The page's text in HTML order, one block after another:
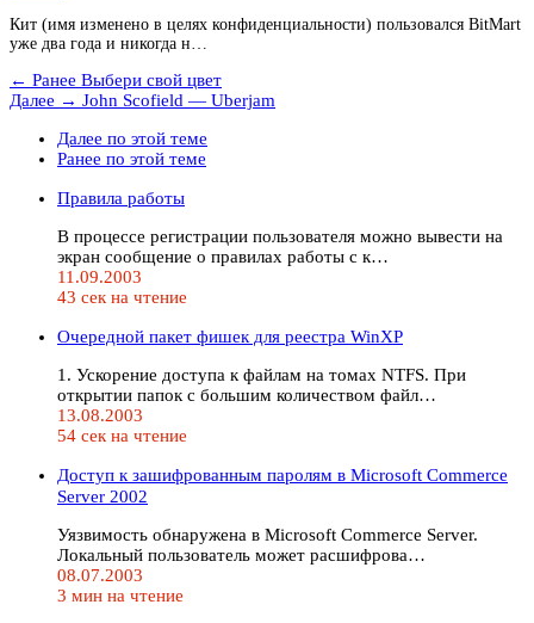
Кит (имя изменено в целях конфиденциальности) пользовался BitMart
уже два года и никогда н…
← Ранее Выбери свой цвет
Далее → John Scofield — Uberjam
Далее по этой теме
Ранее по этой теме
Правила работы
В процессе регистрации пользователя можно вывести на
экран сообщение о правилах работы с к…
11.09.2003
43 сек на чтение
Очередной пакет фишек для реестра WinXP
1. Ускорение доступа к файлам на томах NTFS. При
открытии папок с большим количеством файл…
13.08.2003
54 сек на чтение
Доступ к зашифрованным паролям в Microsoft Commerce
Server 2002
Уязвимость обнаружена в Microsoft Commerce Server.
Локальный пользователь может расшифрова…
08.07.2003
3 мин на чтение